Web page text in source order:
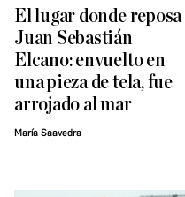
El lugar donde reposa
Juan Sebastián
Elcano: envuelto en
una pieza de tela, fue
arrojado al mar
María Saavedra